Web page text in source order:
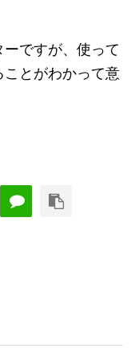
ですが、使って
とがわかって意